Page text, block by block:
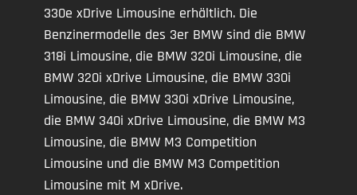
330e xDrive Limousine erhältlich. Die
Benzinermodelle des 3er BMW sind die BMW
318i Limousine, die BMW 320i Limousine, die
BMW 320i xDrive Limousine, die BMW 330i
Limousine, die BMW 330i xDrive Limousine,
die BMW 340i xDrive Limousine, die BMW M3
Limousine, die BMW M3 Competition
Limousine und die BMW M3 Competition
Limousine mit M xDrive.